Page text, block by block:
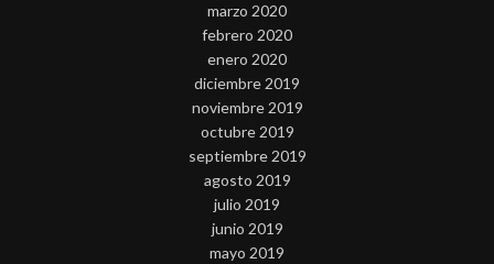
marzo 2020
febrero 2020
enero 2020
diciembre 2019
noviembre 2019
octubre 2019
septiembre 2019
agosto 2019
julio 2019
junio 2019
mayo 2019